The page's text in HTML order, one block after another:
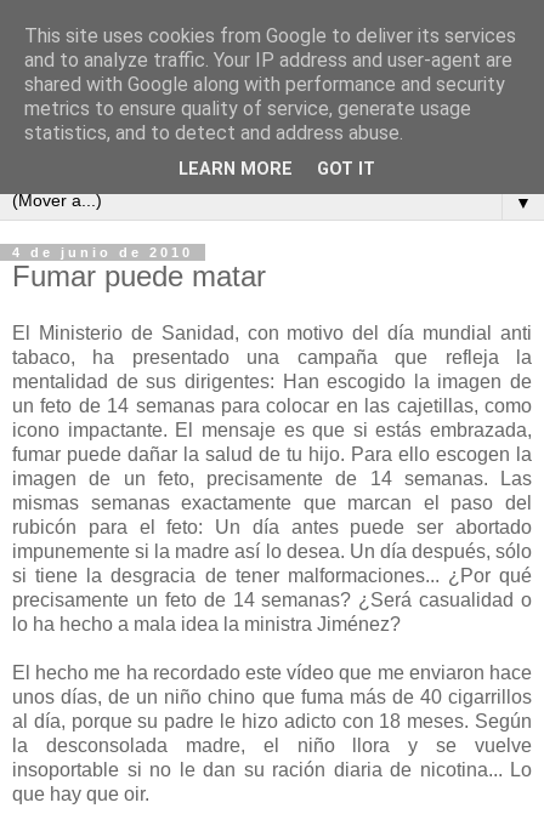
▼
4 de junio de 2010
Fumar puede matar
El Ministerio de Sanidad, con motivo del día mundial anti
tabaco, ha presentado una campaña que refleja la
mentalidad de sus dirigentes: Han escogido la imagen de
un feto de 14 semanas para colocar en las cajetillas, como
icono impactante. El mensaje es que si estás embrazada,
fumar puede dañar la salud de tu hijo. Para ello escogen la
imagen de un feto, precisamente de 14 semanas. Las
mismas semanas exactamente que marcan el paso del
rubicón para el feto: Un día antes puede ser abortado
impunemente si la madre así lo desea. Un día después, sólo
si tiene la desgracia de tener malformaciones... ¿Por qué
precisamente un feto de 14 semanas? ¿Será casualidad o
lo ha hecho a mala idea la ministra Jiménez?
El hecho me ha recordado este vídeo que me enviaron hace
unos días, de un niño chino que fuma más de 40 cigarrillos
al día, porque su padre le hizo adicto con 18 meses. Según
la desconsolada madre, el niño llora y se vuelve
insoportable si no le dan su ración diaria de nicotina... Lo
que hay que oir.
This site uses cookies from Google to deliver its services
and to analyze traffic. Your IP address and user-agent are
shared with Google along with performance and security
metrics to ensure quality of service, generate usage
statistics, and to detect and address abuse.
LEARN MORE GOT IT